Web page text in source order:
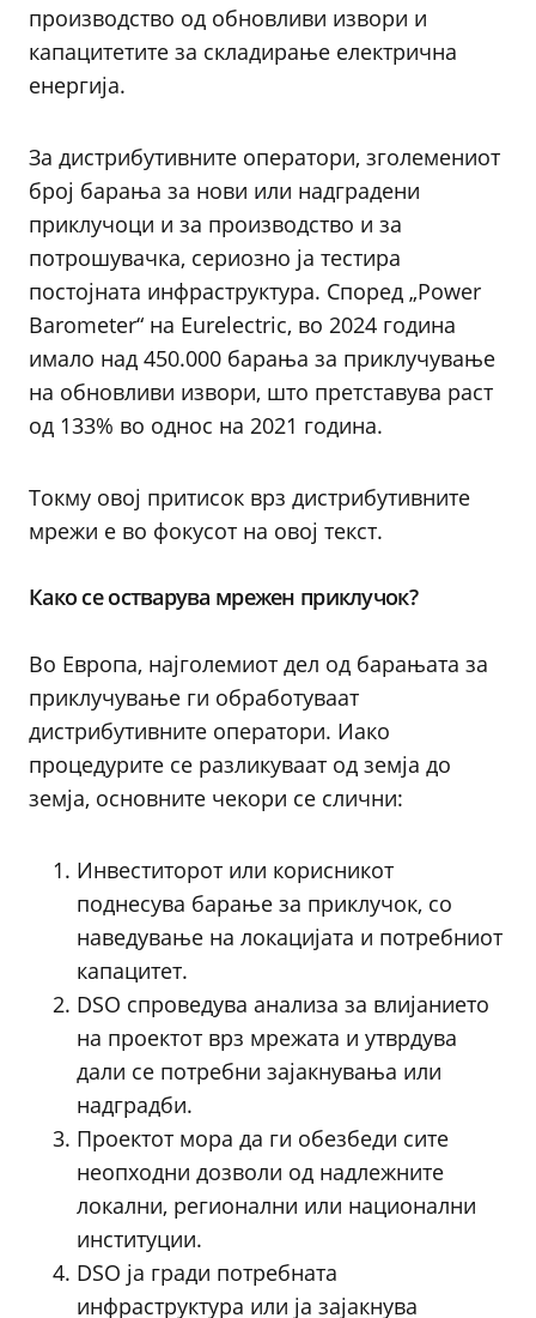
производство од обновливи извори и
капацитетите за складирање електрична
енергија.
За дистрибутивните оператори, зголемениот
број барања за нови или надградени
приклучоци и за производство и за
потрошувачка, сериозно ја тестира
постојната инфраструктура. Според „Power
Barometer“ на Eurelectric, во 2024 година
имало над 450.000 барања за приклучување
на обновливи извори, што претставува раст
од 133% во однос на 2021 година.
Токму овој притисок врз дистрибутивните
мрежи е во фокусот на овој текст.
Како се остварува мрежен приклучок?
Во Европа, најголемиот дел од барањата за
приклучување ги обработуваат
дистрибутивните оператори. Иако
процедурите се разликуваат од земја до
земја, основните чекори се слични:
Инвеститорот или корисникот
поднесува барање за приклучок, со
наведување на локацијата и потребниот
капацитет.
DSO спроведува анализа за влијанието
на проектот врз мрежата и утврдува
дали се потребни зајакнувања или
надградби.
Проектот мора да ги обезбеди сите
неопходни дозволи од надлежните
локални, регионални или национални
институции.
DSO ја гради потребната
инфраструктура или ја зајакнува